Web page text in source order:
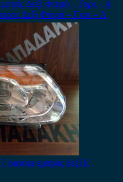
Δεξί Φτερό – Γκρι – Α
φανάρι εμπρός δεξί E